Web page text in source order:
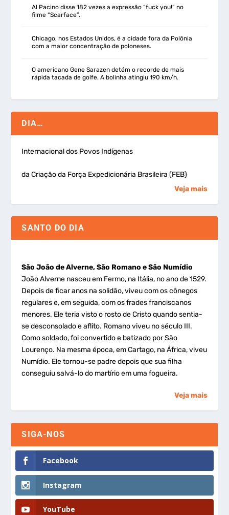
Al Pacino disse 182 vezes a expressão “fuck you!” no
filme “Scarface”.
Chicago, nos Estados Unidos, é a cidade fora da Polônia
com a maior concentração de poloneses.
O americano Gene Sarazen detém o recorde de mais
rápida tacada de golfe. A bolinha atingiu 190 km/h.
DIA…
Internacional dos Povos Indígenas
da Criação da Força Expedicionária Brasileira (FEB)
Veja mais
SANTO DO DIA
São João de Alverne, São Romano e São Numídio
João Alverne nasceu em Fermo, na Itália, no ano de 1529.
Depois de ficar anos na solidão, viveu com os cônegos
regulares e, em seguida, com os frades franciscanos
menores. Ele teria visto o rosto de Cristo quando sentia-
se desconsolado e aflito. Romano viveu no século III.
Como soldado, foi convertido e batizado por São
Lourenço. Na mesma época, em Cartago, na África, viveu
Numídio. Ele tornou-se padre depois que sua filha
conseguiu salvá-lo do martírio em uma fogueira.
Veja mais
SIGA-NOS
Facebook
Instagram
YouTube